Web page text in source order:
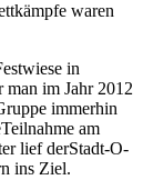
waren
in
im Jahr 2012
immerhin
am
lief derStadt-O-
ins Ziel.